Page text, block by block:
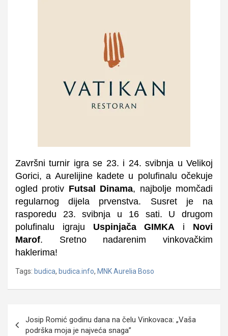
Završni turnir igra se 23. i 24. svibnja u Velikoj
Gorici, a Aurelijine kadete u polufinalu očekuje
ogled protiv Futsal Dinama, najbolje momčadi
regularnog dijela prvenstva. Susret je na
rasporedu 23. svibnja u 16 sati. U drugom
polufinalu igraju Uspinjača GIMKA i Novi
Marof. Sretno nadarenim vinkovačkim
haklerima!
Tags: budica, budica.info, MNK Aurelia Boso
objava
Josip Romić godinu dana na čelu Vinkovaca: „Vaša
podrška moja je najveća snaga”